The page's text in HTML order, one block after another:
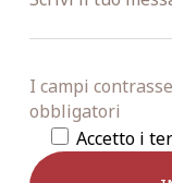
I campi
obbligatori
Accetto i